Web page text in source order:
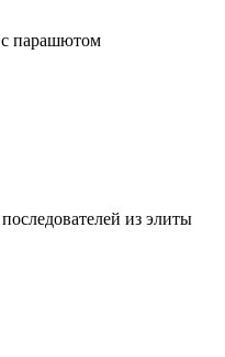
парашютом
из элиты